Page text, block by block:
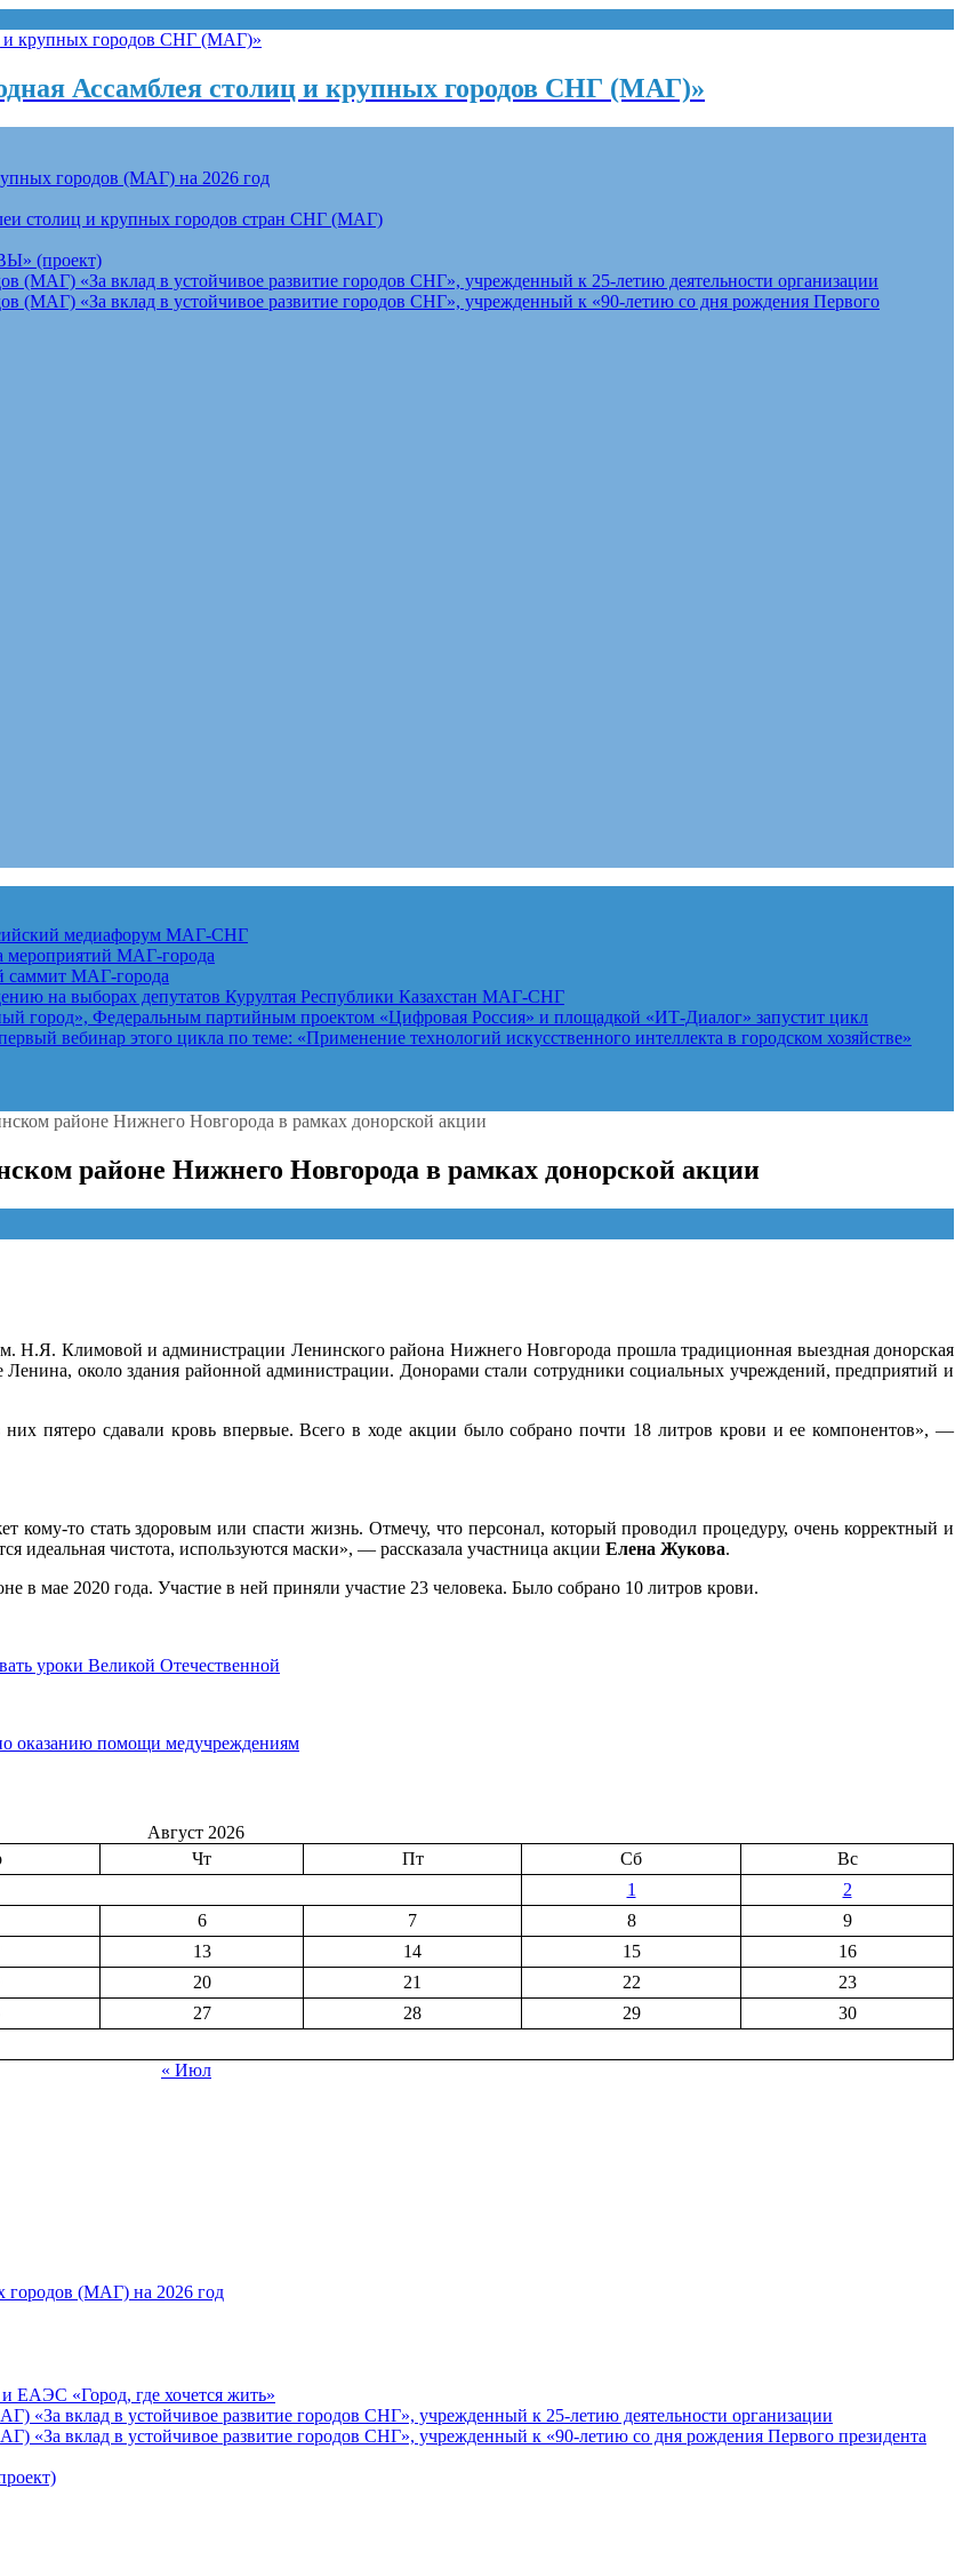
Ассамблея столиц и крупных городов СНГ (МАГ)»
городов (МАГ) на 2026 год
столиц и крупных городов стран СНГ (МАГ)
(проект)
«За вклад в устойчивое развитие городов СНГ», учрежденный к 25-летию деятельности организации
(МАГ) «За вклад в устойчивое развитие городов СНГ», учрежденный к «90-летию со дня рождения Первого
медиафорум МАГ-СНГ
МАГ-города
саммит МАГ-города
на выборах депутатов Курултая Республики Казахстан МАГ-СНГ
Федеральным партийным проектом «Цифровая Россия» и площадкой «ИТ-Диалог» запустит цикл
вебинар этого цикла по теме: «Применение технологий искусственного интеллекта в городском хозяйстве»
районе Нижнего Новгорода в рамках донорской акции
районе Нижнего Новгорода в рамках донорской акции
Н.Я. Климовой и администрации Ленинского района Нижнего Новгорода прошла традиционная выездная донорская
около здания районной администрации. Донорами стали сотрудники социальных учреждений, предприятий и
пятеро сдавали кровь впервые. Всего в ходе акции было собрано почти 18 литров крови и ее компонентов», —
то стать здоровым или спасти жизнь. Отмечу, что персонал, который проводил процедуру, очень корректный и
идеальная чистота, используются маски», — рассказала участница акции Елена Жукова.
мае 2020 года. Участие в ней приняли участие 23 человека. Было собрано 10 литров крови.
уроки Великой Отечественной
оказанию помощи медучреждениям
Август 2026
Чт Пт Сб
Вс
1
2
6 7 8
9
13 14 15
16
20 21 22
23
27 28 29
30
« Июл
городов (МАГ) на 2026 год
ЕАЭС «Город, где хочется жить»
вклад в устойчивое развитие городов СНГ», учрежденный к 25-летию деятельности организации
вклад в устойчивое развитие городов СНГ», учрежденный к «90-летию со дня рождения Первого президента